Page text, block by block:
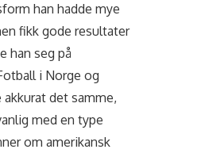
han hadde mye
fikk gode resultater
han seg på
i Norge og
akkurat det samme,
med en type
om amerikansk